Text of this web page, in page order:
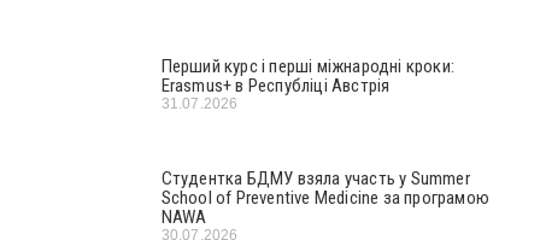
Перший курс і перші міжнародні кроки:
Erasmus+ в Республіці Австрія
31.07.2026
Студентка БДМУ взяла участь у Summer
School of Preventive Medicine за програмою
NAWA
30.07.2026